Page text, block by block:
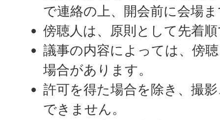
で連絡の上、開会前に会場
傍聴人は、原則として先着
議事の内容によっては、傍
場合があります。
許可を得た場合を除き、撮
できません。